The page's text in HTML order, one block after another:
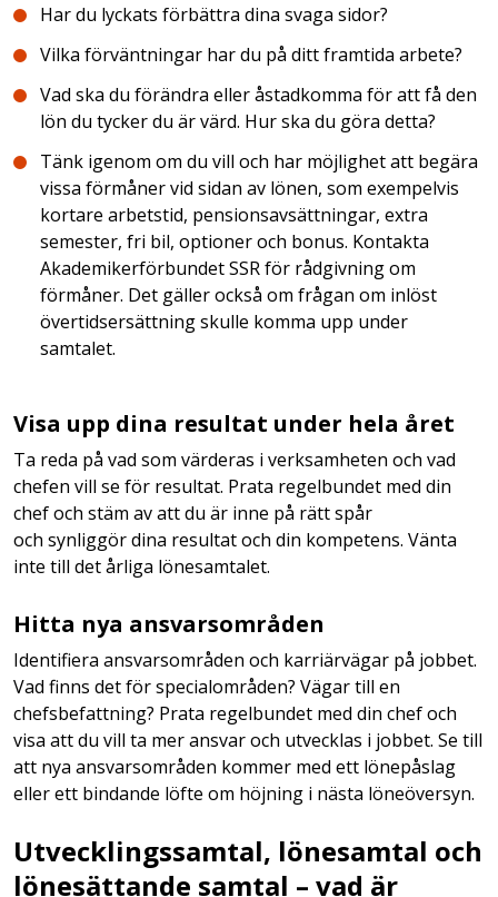
Har du lyckats förbättra dina svaga sidor?
Vilka förväntningar har du på ditt framtida arbete?
Vad ska du förändra eller åstadkomma för att få den
lön du tycker du är värd. Hur ska du göra detta?
Tänk igenom om du vill och har möjlighet att begära
vissa förmåner vid sidan av lönen, som exempelvis
kortare arbetstid, pensionsavsättningar, extra
semester, fri bil, optioner och bonus. Kontakta
Akademikerförbundet SSR för rådgivning om
förmåner. Det gäller också om frågan om inlöst
övertidsersättning skulle komma upp under
samtalet.
Visa upp dina resultat under hela året
Ta reda på vad som värderas i verksamheten och vad
chefen vill se för resultat. Prata regelbundet med din
chef och stäm av att du är inne på rätt spår
och synliggör dina resultat och din kompetens. Vänta
inte till det årliga lönesamtalet.
Hitta nya ansvarsområden
Identifiera ansvarsområden och karriärvägar på jobbet.
Vad finns det för specialområden? Vägar till en
chefsbefattning? Prata regelbundet med din chef och
visa att du vill ta mer ansvar och utvecklas i jobbet. Se till
att nya ansvarsområden kommer med ett lönepåslag
eller ett bindande löfte om höjning i nästa löneöversyn.
Utvecklingssamtal, lönesamtal och
lönesättande samtal – vad är